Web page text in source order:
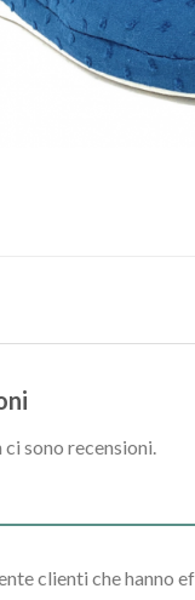
ci sono recensioni.
clienti che hanno